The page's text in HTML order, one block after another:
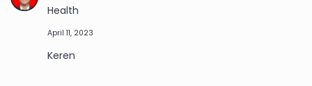
Health
April 11, 2023
Keren